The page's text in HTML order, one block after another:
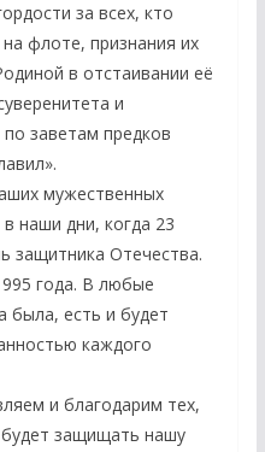
за всех, кто
флоте, признания их
в отстаивании её
и
заветам предков
мужественных
наши дни, когда 23
защитника Отечества.
года. В любые
была, есть и будет
каждого
и благодарим тех,
защищать нашу